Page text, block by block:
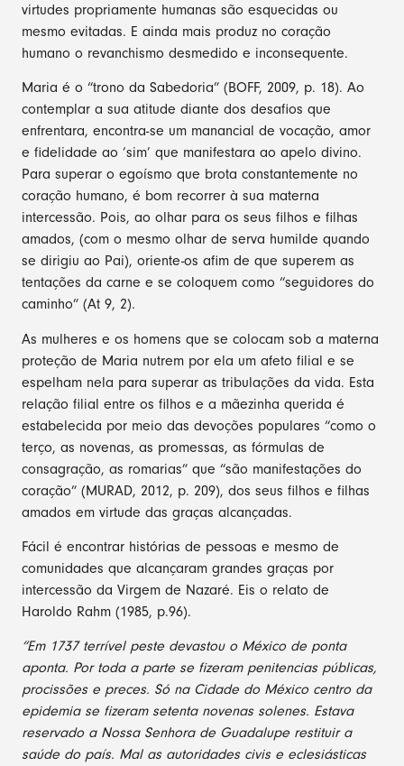
virtudes propriamente humanas são esquecidas ou
mesmo evitadas. E ainda mais produz no coração
humano o revanchismo desmedido e inconsequente.
Maria é o “trono da Sabedoria” (BOFF, 2009, p. 18). Ao
contemplar a sua atitude diante dos desafios que
enfrentara, encontra-se um manancial de vocação, amor
e fidelidade ao ‘sim’ que manifestara ao apelo divino.
Para superar o egoísmo que brota constantemente no
coração humano, é bom recorrer à sua materna
intercessão. Pois, ao olhar para os seus filhos e filhas
amados, (com o mesmo olhar de serva humilde quando
se dirigiu ao Pai), oriente-os afim de que superem as
tentações da carne e se coloquem como “seguidores do
caminho” (At 9, 2).
As mulheres e os homens que se colocam sob a materna
proteção de Maria nutrem por ela um afeto filial e se
espelham nela para superar as tribulações da vida. Esta
relação filial entre os filhos e a mãezinha querida é
estabelecida por meio das devoções populares “como o
terço, as novenas, as promessas, as fórmulas de
consagração, as romarias” que “são manifestações do
coração” (MURAD, 2012, p. 209), dos seus filhos e filhas
amados em virtude das graças alcançadas.
Fácil é encontrar histórias de pessoas e mesmo de
comunidades que alcançaram grandes graças por
intercessão da Virgem de Nazaré. Eis o relato de
Haroldo Rahm (1985, p.96).
“Em 1737 terrível peste devastou o México de ponta
aponta. Por toda a parte se fizeram penitencias públicas,
procissões e preces. Só na Cidade do México centro da
epidemia se fizeram setenta novenas solenes. Estava
reservado a Nossa Senhora de Guadalupe restituir a
saúde do país. Mal as autoridades civis e eclesiásticas